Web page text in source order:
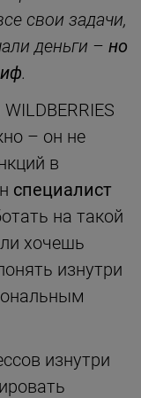
свои задачи,
деньги – но
.
– он не
в
специалист
на такой
хочешь
изнутри
изнутри